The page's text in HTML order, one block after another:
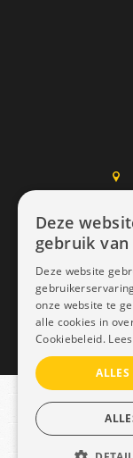
Deze
gebruik van
Deze website
onze website te
alle cookies in
Cookiebeleid.
ALLES